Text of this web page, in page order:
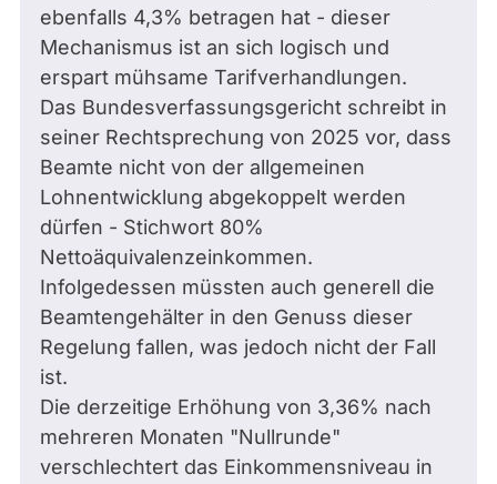
Spenden
ebenfalls 4,3% betragen hat - dieser
Mechanismus ist an sich logisch und
erspart mühsame Tarifverhandlungen.
Das Bundesverfassungsgericht schreibt in
seiner Rechtsprechung von 2025 vor, dass
Beamte nicht von der allgemeinen
Lohnentwicklung abgekoppelt werden
dürfen - Stichwort 80%
Nettoäquivalenzeinkommen.
Infolgedessen müssten auch generell die
Beamtengehälter in den Genuss dieser
Regelung fallen, was jedoch nicht der Fall
ist.
Die derzeitige Erhöhung von 3,36% nach
mehreren Monaten "Nullrunde"
verschlechtert das Einkommensniveau in